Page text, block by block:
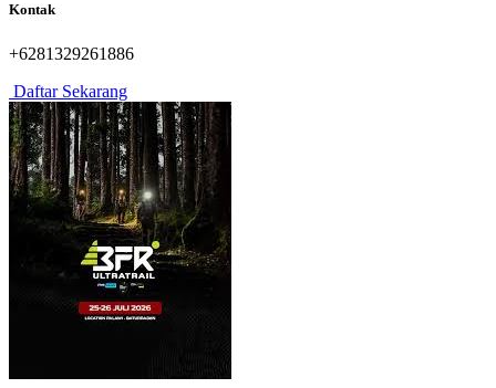
Kontak
+6281329261886
Daftar Sekarang